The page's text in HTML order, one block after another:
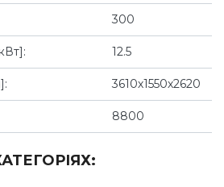
300
12.5
3610х1550х2620
8800